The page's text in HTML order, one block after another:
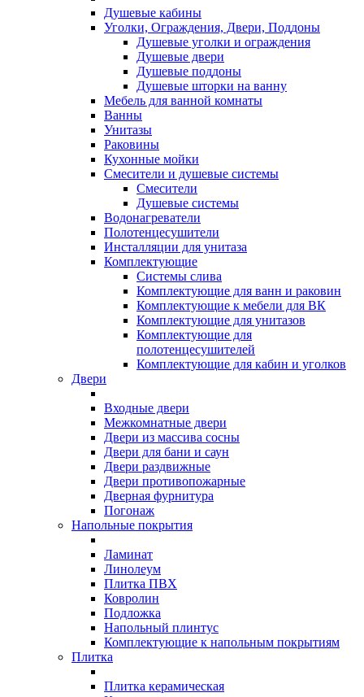
Душевые кабины
Уголки, Ограждения, Двери, Поддоны
Душевые уголки и ограждения
Душевые двери
Душевые поддоны
Душевые шторки на ванну
Мебель для ванной комнаты
Ванны
Унитазы
Раковины
Кухонные мойки
Смесители и душевые системы
Смесители
Душевые системы
Водонагреватели
Полотенцесушители
Инсталляции для унитаза
Комплектующие
Системы слива
Комплектующие для ванн и раковин
Комплектующие к мебели для ВК
Комплектующие для унитазов
Комплектующие для
полотенцесушителей
Комплектующие для кабин и уголков
Двери
Входные двери
Межкомнатные двери
Двери из массива сосны
Двери для бани и саун
Двери раздвижные
Двери противопожарные
Дверная фурнитура
Погонаж
Напольные покрытия
Ламинат
Линолеум
Плитка ПВХ
Ковролин
Подложка
Напольный плинтус
Комплектующие к напольным покрытиям
Плитка
Плитка керамическая